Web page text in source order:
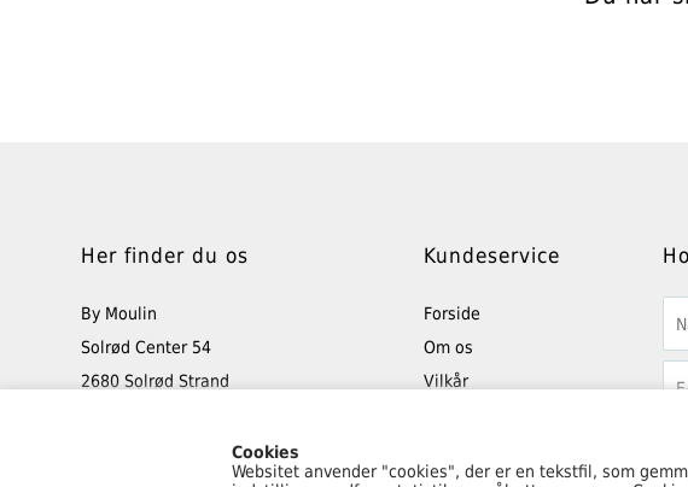
Cookies
Websitet anvender "cookies", der er en tekstfil, som
Her finder du os
By Moulin
Solrød Center 54
2680 Solrød Strand
Kundeservice
Forside
Om os
Vilkår
Kontakt os